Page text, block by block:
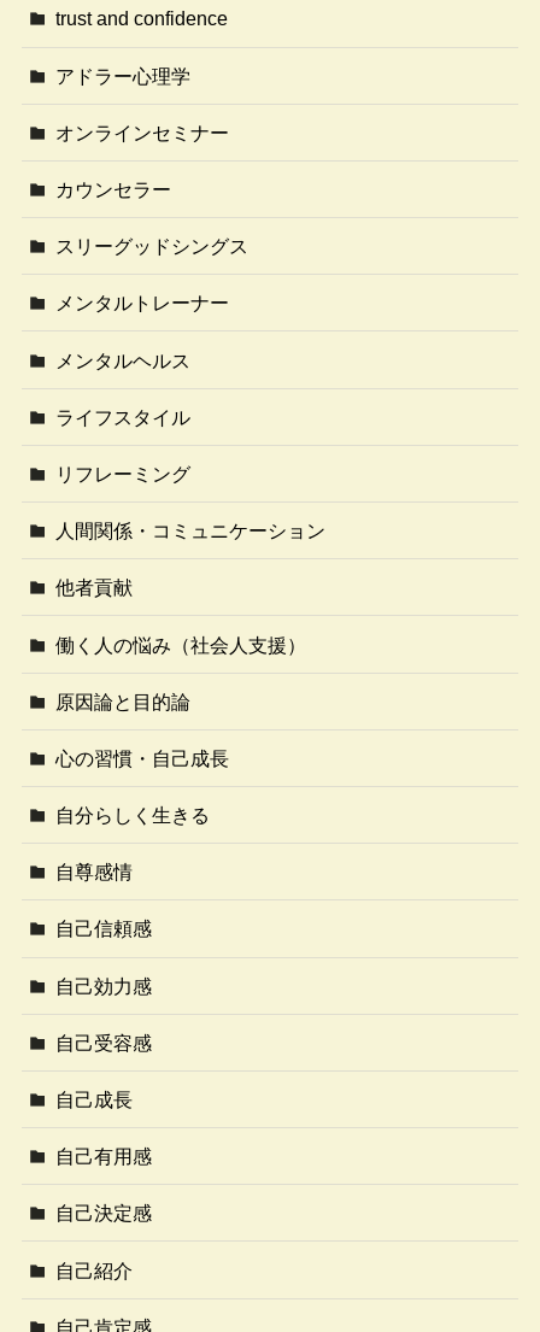
trust and confidence
アドラー心理学
オンラインセミナー
カウンセラー
スリーグッドシングス
メンタルトレーナー
メンタルヘルス
ライフスタイル
リフレーミング
人間関係・コミュニケーション
他者貢献
働く人の悩み（社会人支援）
原因論と目的論
心の習慣・自己成長
自分らしく生きる
自尊感情
自己信頼感
自己効力感
自己受容感
自己成長
自己有用感
自己決定感
自己紹介
自己肯定感